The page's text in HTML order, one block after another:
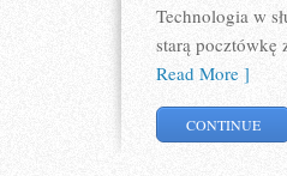
Technologia w
starą pocztówkę
Read More ]
CONTINUE